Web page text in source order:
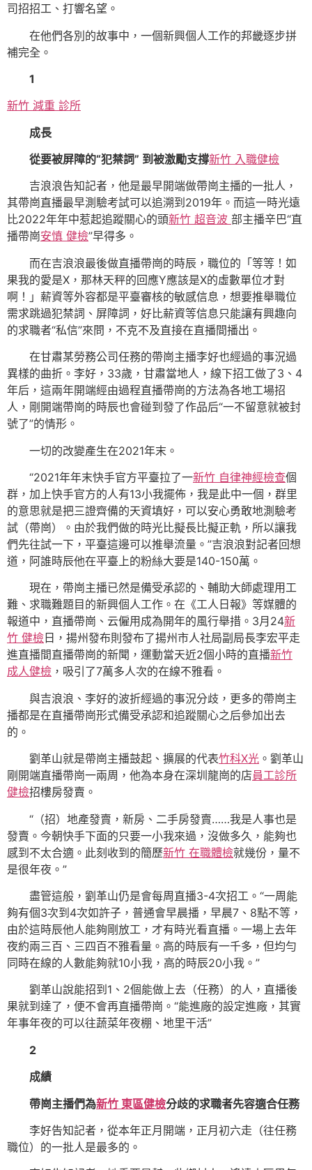
司招招工、打響名望。
在他們各別的故事中，一個新興個人工作的邦畿逐步拼
補完全。
1
新竹 減重 診所
成長
從要被屏障的“犯禁詞” 到被激勵支撐新竹 入職健檢
吉浪浪告知記者，他是最早開端做帶崗主播的一批人，
其帶崗直播最早測驗考試可以追溯到2019年。而這一時光遠
比2022年年中惹起追蹤關心的頭新竹 超音波 部主播辛巴“直
播帶崗安慎 健檢”早得多。
而在吉浪浪最後做直播帶崗的時辰，職位的「等等！如
果我的愛是X，那林天秤的回應Y應該是X的虛數單位才對
啊！」薪資等外容都是平臺審核的敏感信息，想要推舉職位
需求跳過犯禁詞、屏障詞，好比薪資等信息只能讓有興趣向
的求職者“私信”來問，不克不及直接在直播間播出。
在甘肅某勞務公司任務的帶崗主播李好也經過的事況過
異樣的曲折。李好，33歲，甘肅當地人，線下招工做了3、4
年后，這兩年開端經由過程直播帶崗的方法為各地工場招
人，剛開端帶崗的時辰也會碰到發了作品后“一不留意就被封
號了”的情形。
一切的改變產生在2021年末。
“2021年年末快手官方平臺拉了一新竹 自律神經檢查個
群，加上快手官方的人有13小我擺佈，我是此中一個，群里
的意思就是把三證齊備的天資填好，可以安心勇敢地測驗考
試（帶崗）。由於我們做的時光比擬長比擬正軌，所以讓我
們先往試一下，平臺這邊可以推舉流量。”吉浪浪對記者回想
道，阿誰時辰他在平臺上的粉絲大要是140-150萬。
現在，帶崗主播已然是備受承認的、輔助大師處理用工
難、求職難題目的新興個人工作。在《工人日報》等媒體的
報道中，直播帶崗、云僱用成為開年的風行舉措。3月24新
竹 健檢 日，揚州發布則發布了揚州市人社局副局長李宏平走
進直播間直播帶崗的新聞，運動當天近2個小時的直播新竹
成人健檢 ，吸引了7萬多人次的在線不雅看。
與吉浪浪、李好的波折經過的事況分歧，更多的帶崗主
播都是在直播帶崗形式備受承認和追蹤關心之后參加出去
的。
劉革山就是帶崗主播鼓起、擴展的代表竹科X光 。劉革山
剛開端直播帶崗一兩周，他為本身在深圳龍崗的店員工診所
健檢招樓房發賣。
“（招）地產發賣，新房、二手房發賣……我是人事也是
發賣。今朝快手下面的只要一小我來過，沒做多久，能夠也
感到不太合適。此刻收到的簡歷新竹 在職體檢就幾份，量不
是很年夜。”
盡管這般，劉革山仍是會每周直播3-4次招工。“一周能
夠有個3次到4次如許子，普通會早晨播，早晨7、8點不等，
由於這時辰他人能夠剛放工，才有時光看直播。一場上去年
夜約兩三百、三四百不雅看量。高的時辰有一千多，但均勻
同時在線的人數能夠就10小我，高的時辰20小我。”
劉革山說能招到1、2個能做上去（任務）的人，直播後
果就到達了，便不會再直播帶崗。“能進廠的設定進廠，其實
年事年夜的可以往蔬菜年夜棚、地里干活”
2
成績
帶崗主播們為新竹 東區健檢分歧的求職者先容適合任務
李好告知記者，從本年正月開端，正月初六走（往任務
職位）的一批人是最多的。